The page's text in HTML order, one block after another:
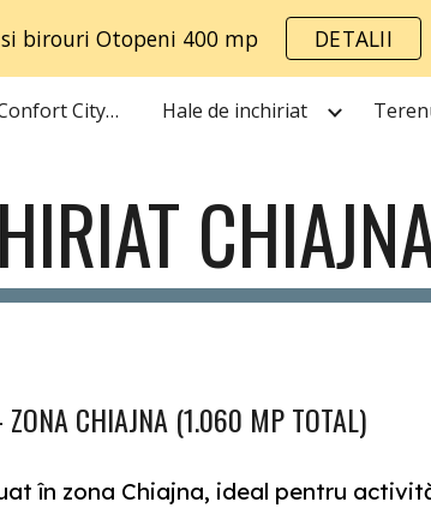
Skip to
birouri Otopeni 400 mp DETALII
AWT Strip Mall Confort City Popesti Hale de inchiriat
CHIAJNA (1.060 MP TOTAL)
în zona Chiajna, ideal pentru